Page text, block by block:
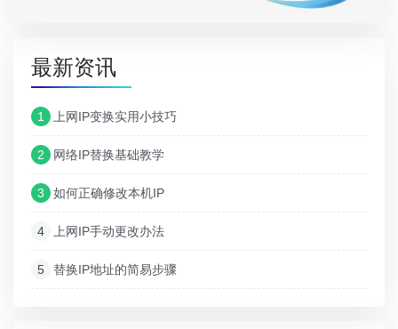
最新资讯
1 上网IP变换实用小技巧
2 网络IP替换基础教学
3 如何正确修改本机IP
4 上网IP手动更改办法
5 替换IP地址的简易步骤